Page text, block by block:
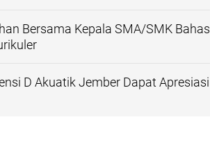
Bersama Kepala SMA/SMK Bahas
D Akuatik Jember Dapat Apresiasi